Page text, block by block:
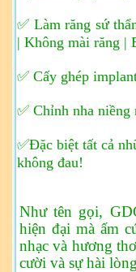
✅ Làm răng sứ
| Không mài răng |
✅ Cấy ghép
✅ Chỉnh nha
✅Đặc biệt tất cả
không đau!
Như tên gọi,
hiện đại mà ấm
nhạc và hương
cười và sự hài